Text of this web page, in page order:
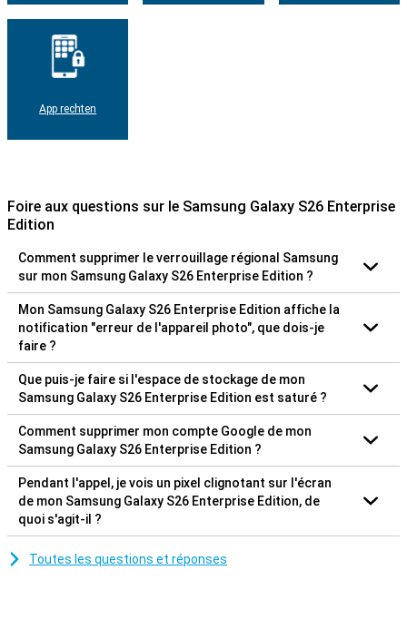
App rechten
Foire aux questions sur le Samsung Galaxy S26 Enterprise
Edition
Comment supprimer le verrouillage régional Samsung
sur mon Samsung Galaxy S26 Enterprise Edition ?
Mon Samsung Galaxy S26 Enterprise Edition affiche la
notification "erreur de l'appareil photo", que dois-je
faire ?
Que puis-je faire si l'espace de stockage de mon
Samsung Galaxy S26 Enterprise Edition est saturé ?
Comment supprimer mon compte Google de mon
Samsung Galaxy S26 Enterprise Edition ?
Pendant l'appel, je vois un pixel clignotant sur l'écran
de mon Samsung Galaxy S26 Enterprise Edition, de
quoi s'agit-il ?
Toutes les questions et réponses